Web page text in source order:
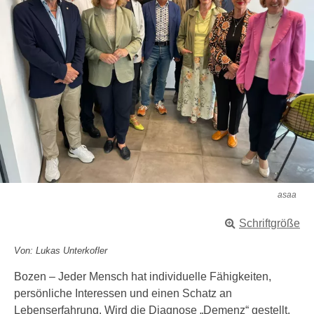
asaa
Schriftgröße
Von: Lukas Unterkofler
Bozen – Jeder Mensch hat individuelle Fähigkeiten,
persönliche Interessen und einen Schatz an
Lebenserfahrung. Wird die Diagnose „Demenz“ gestellt,